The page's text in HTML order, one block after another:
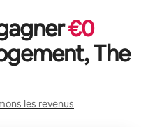
€0
The
les revenus